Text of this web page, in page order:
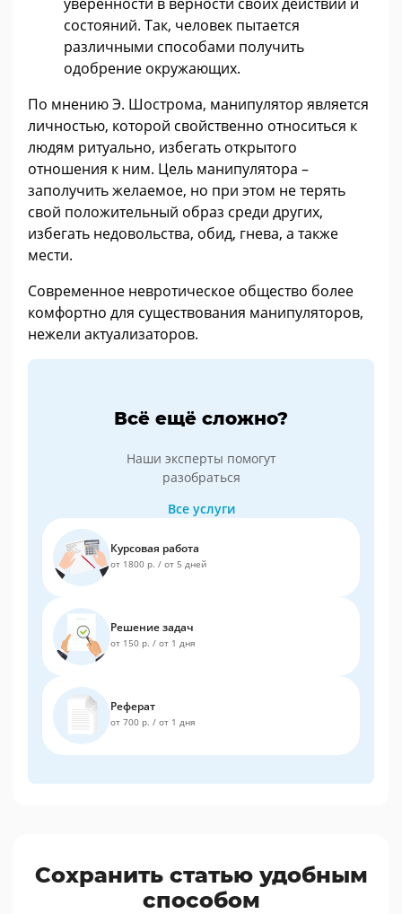
состояний. Так, человек пытается
различными способами получить
одобрение окружающих.
По мнению Э. Шострома, манипулятор является
личностью, которой свойственно относиться к
людям ритуально, избегать открытого
отношения к ним. Цель манипулятора –
заполучить желаемое, но при этом не терять
свой положительный образ среди других,
избегать недовольства, обид, гнева, а также
мести.
Современное невротическое общество более
комфортно для существования манипуляторов,
нежели актуализаторов.
Всё ещё сложно?
Наши эксперты помогут
разобраться
Все услуги
Курсовая работа
от 1800 р. / от 5 дней
Решение задач
от 150 р. / от 1 дня
Реферат
от 700 р. / от 1 дня
Сохранить статью удобным
способом